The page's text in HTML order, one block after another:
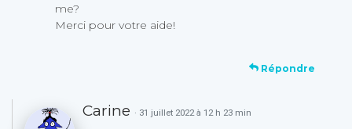
me?
Merci pour votre aide!
Répondre
Carine · 31 juillet 2022 à 12 h 23 min